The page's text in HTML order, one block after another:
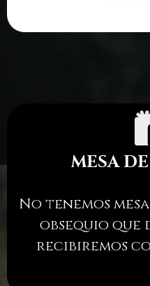
MESA
No tenemos
obsequio que
recibiremos